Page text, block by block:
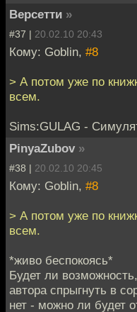
Версетти »
#37 | 20.02.10 20:43
Кому: Goblin, #8
> А потом уже по
всем.
Sims:GULAG -
PinyaZubov »
#38 | 20.02.10 20:45
Кому: Goblin, #8
> А потом уже по
всем.
*живо беспокоясь*
Будет ли
автора спрыгнуть в
нет - можно ли будет